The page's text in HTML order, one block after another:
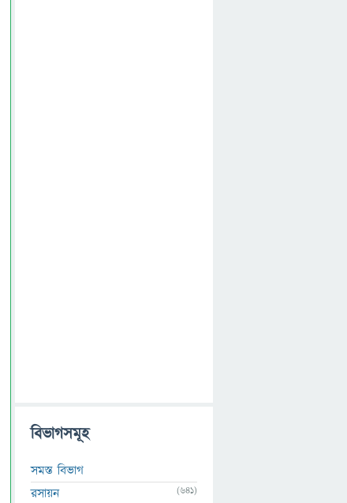
বিভাগসমূহ
সমস্ত বিভাগ
রসায়ন
(641)